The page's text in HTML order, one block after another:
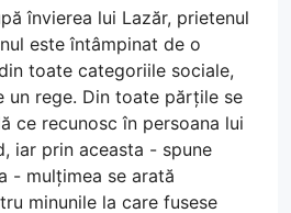
învierea lui Lazăr, prietenul
este întâmpinat de o
toate categoriile sociale,
un rege. Din toate părțile se
ce recunosc în persoana lui
iar prin aceasta - spune
- mulțimea se arată
minunile la care fusese